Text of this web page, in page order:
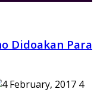
Didoakan Para
4